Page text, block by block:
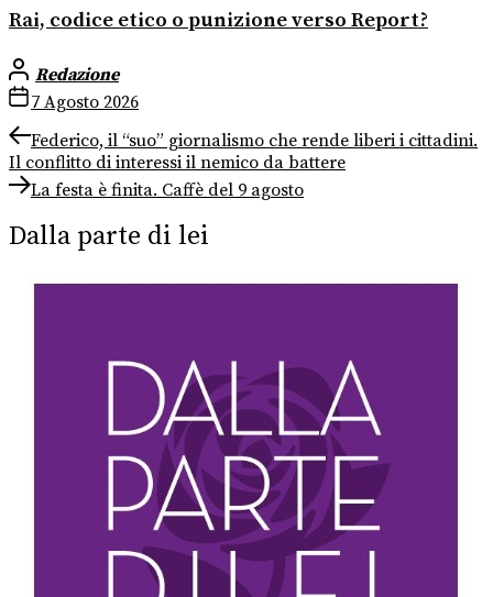
Rai, codice etico o punizione verso Report?
Redazione
7 Agosto 2026
Navigazione
articoli
Previous
post:
Federico, il “suo” giornalismo che rende liberi i cittadini.
Il conflitto di interessi il nemico da battere
Next
La festa è finita. Caffè del 9 agosto
Dalla parte di lei